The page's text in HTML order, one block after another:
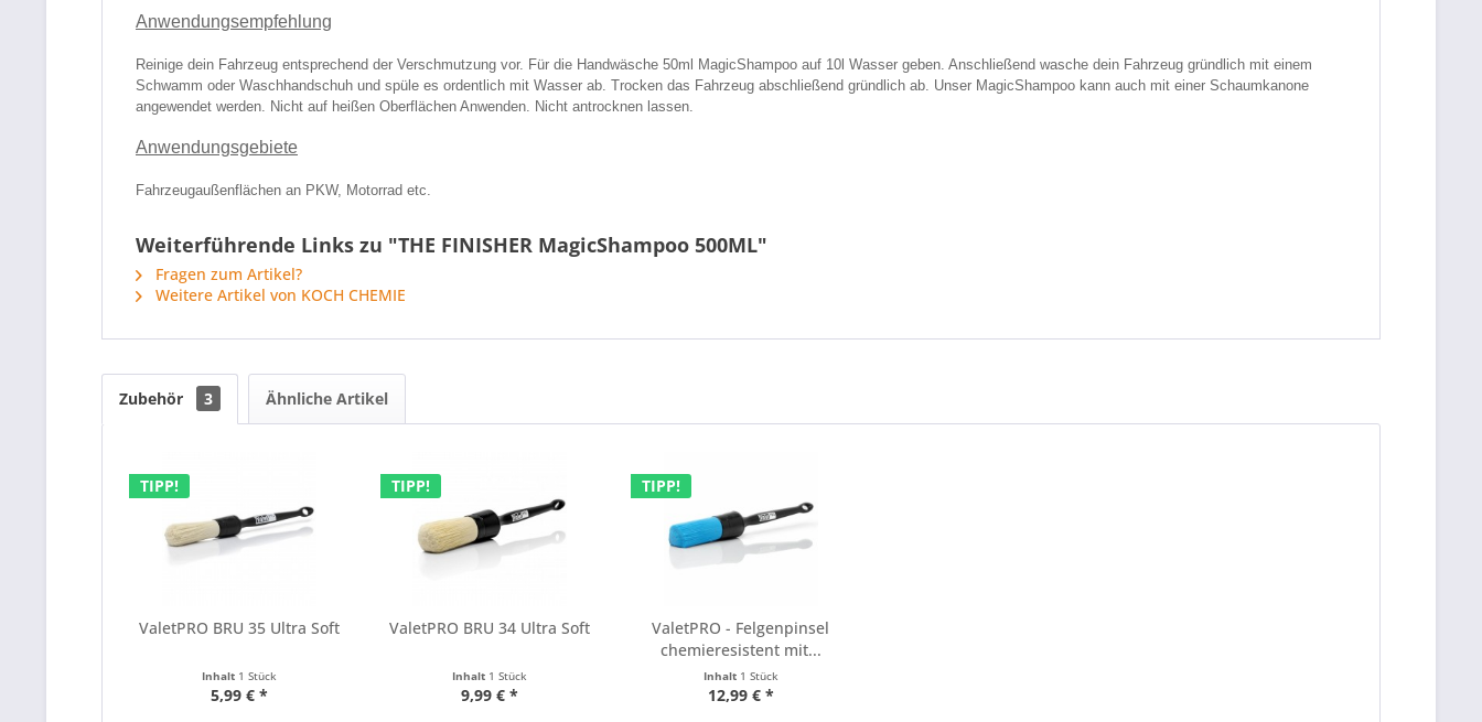
Anwendungsempfehlung
Reinige dein Fahrzeug entsprechend der Verschmutzung vor. Für die Handwäsche 50ml MagicShampoo auf 10l Wasser geben. Anschließend wasche dein Fahrzeug gründlich mit einem
Schwamm oder Waschhandschuh und spüle es ordentlich mit Wasser ab. Trocken das Fahrzeug abschließend gründlich ab. Unser MagicShampoo kann auch mit einer Schaumkanone
angewendet werden. Nicht auf heißen Oberflächen Anwenden. Nicht antrocknen lassen.
Anwendungsgebiete
Fahrzeugaußenflächen an PKW, Motorrad etc.
Weiterführende Links zu "THE FINISHER MagicShampoo 500ML"
Fragen zum Artikel?
Weitere Artikel von KOCH CHEMIE
Zubehör 3 Ähnliche Artikel
TIPP!
ValetPRO BRU 35 Ultra Soft
Inhalt 1 Stück
5,99 € *
TIPP!
ValetPRO BRU 34 Ultra Soft
Inhalt 1 Stück
9,99 € *
TIPP!
ValetPRO - Felgenpinsel
chemieresistent mit...
Inhalt 1 Stück
12,99 € *